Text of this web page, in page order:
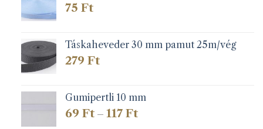
75 Ft
Táskaheveder 30 mm pamut 25m/vég
279 Ft
Gumipertli 10 mm
69 Ft – 117 FtÁrtartomány: